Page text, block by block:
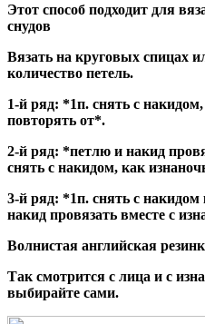
Этот способ подходит для
снудов
Вязать на круговых спицах
количество петель.
1-й ряд: *1п. снять с
повторять от*.
2-й ряд: *петлю и накид
снять с накидом, как
3-й ряд: *1п. снять с
накид провязать вместе с
Волнистая английская
Так смотрится с лица и с
выбирайте сами.